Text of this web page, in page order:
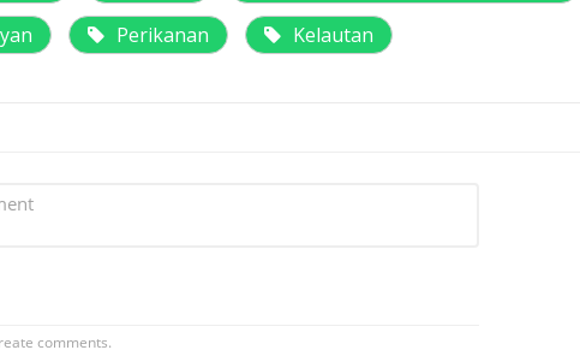
Perikanan Kelautan